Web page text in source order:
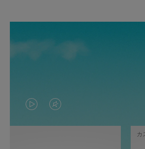
VIDEO
IS
VIDEO
IS
カ